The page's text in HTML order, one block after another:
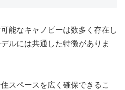
能なキャノピーは数多く存在し
ルには共通した特徴がありま
スペースを広く確保できるこ